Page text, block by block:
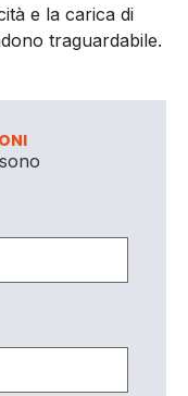
e la carica di
traguardabile.
sono